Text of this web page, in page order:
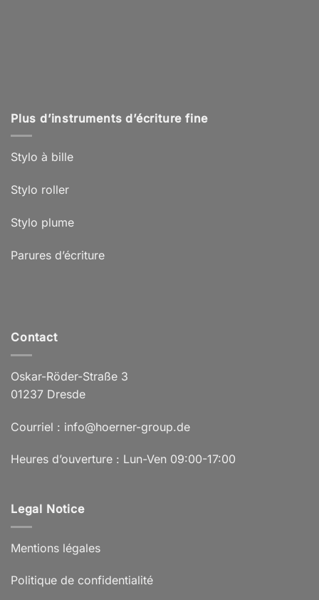
Plus d’instruments d’écriture fine
Stylo à bille
Stylo roller
Stylo plume
Parures d’écriture
Contact
Oskar-Röder-Straße 3
01237 Dresde
Courriel : info@hoerner-group.de
Heures d’ouverture : Lun-Ven 09:00-17:00
Legal Notice
Mentions légales
Politique de confidentialité